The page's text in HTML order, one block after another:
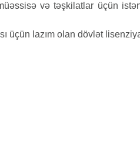
və təşkilatlar üçün
üçün lazım olan dövlət